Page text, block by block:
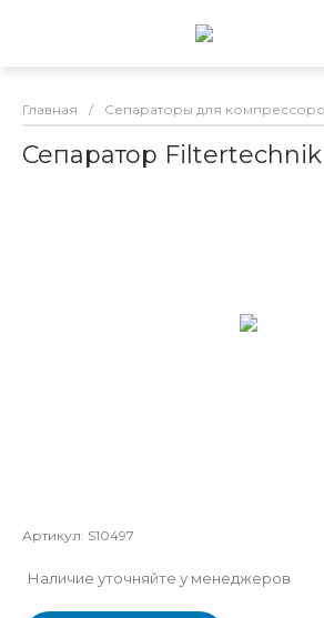
Главная / Сепараторы для
Сепаратор Filtertechnik
Артикул: S10497
Наличие уточняйте у менеджеров